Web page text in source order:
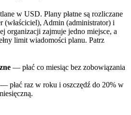
w USD. Plany płatne są rozliczane
Admin (administrator) i
organizacji zajmuje jedno miejsce, a
limit wiadomości planu. Patrz
— płać co miesiąc bez zobowiązania
— płać raz w roku i oszczędź do 20% w